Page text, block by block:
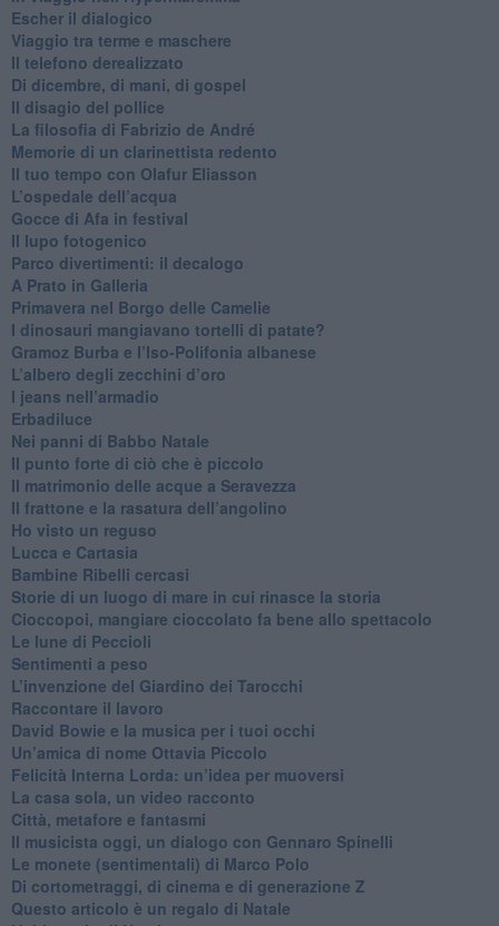
​Escher il dialogico
​Viaggio tra terme e maschere
Il telefono derealizzato
​Di dicembre, di mani, di gospel
​Il disagio del pollice
​La filosofia di Fabrizio de André
Memorie di un clarinettista redento
​Il tuo tempo con Olafur Eliasson
​L’ospedale dell’acqua
​Gocce di Afa in festival
​Il lupo fotogenico
​Parco divertimenti: il decalogo
​A Prato in Galleria
​Primavera nel Borgo delle Camelie
I dinosauri mangiavano tortelli di patate?
​Gramoz Burba e l’Iso-Polifonia albanese
L’albero degli zecchini d’oro
​I jeans nell’armadio
Erbadiluce
Nei panni di Babbo Natale
​Il punto forte di ciò che è piccolo
​Il matrimonio delle acque a Seravezza
​Il frattone e la rasatura dell’angolino
​Ho visto un reguso
Lucca e Cartasia
Bambine Ribelli cercasi
Storie di un luogo di mare in cui rinasce la storia
Cioccopoi, mangiare cioccolato fa bene allo spettacolo
​Le lune di Peccioli
​Sentimenti a peso
​L’invenzione del Giardino dei Tarocchi
​Raccontare il lavoro
David Bowie e la musica per i tuoi occhi
Un’amica di nome Ottavia Piccolo
​Felicità Interna Lorda: un’idea per muoversi
​La casa sola, un video racconto
​Città, metafore e fantasmi
Il musicista oggi, un dialogo con Gennaro Spinelli
Le monete (sentimentali) di Marco Polo
​Di cortometraggi, di cinema e di generazione Z
​Questo articolo è un regalo di Natale